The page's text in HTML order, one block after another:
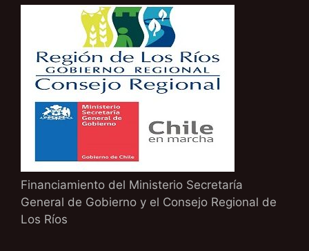
Financiamiento del Ministerio Secretaría
General de Gobierno y el Consejo Regional de
Los Ríos